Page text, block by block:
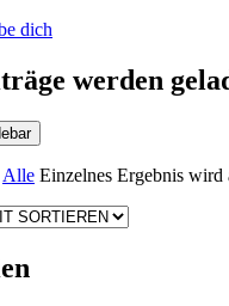
dich
werden
Alle Einzelnes Ergebnis wird